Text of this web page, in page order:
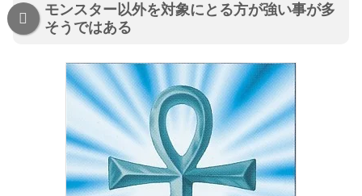
モンスター以外を対象にとる方が強い事が多
そうではある